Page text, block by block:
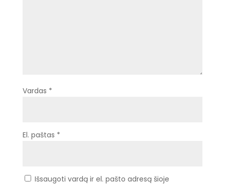
Vardas *
El. paštas *
Išsaugoti vardą ir el. pašto adresą šioje